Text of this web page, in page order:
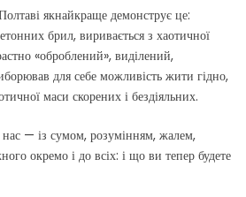
якнайкраще демонструє це:
брил, виривається з хаотичної
«оброблений», виділений,
для себе можливість жити гідно,
маси скорених і бездіяльних.
нас — із сумом, розумінням, жалем,
окремо і до всіх: і що ви тепер будете